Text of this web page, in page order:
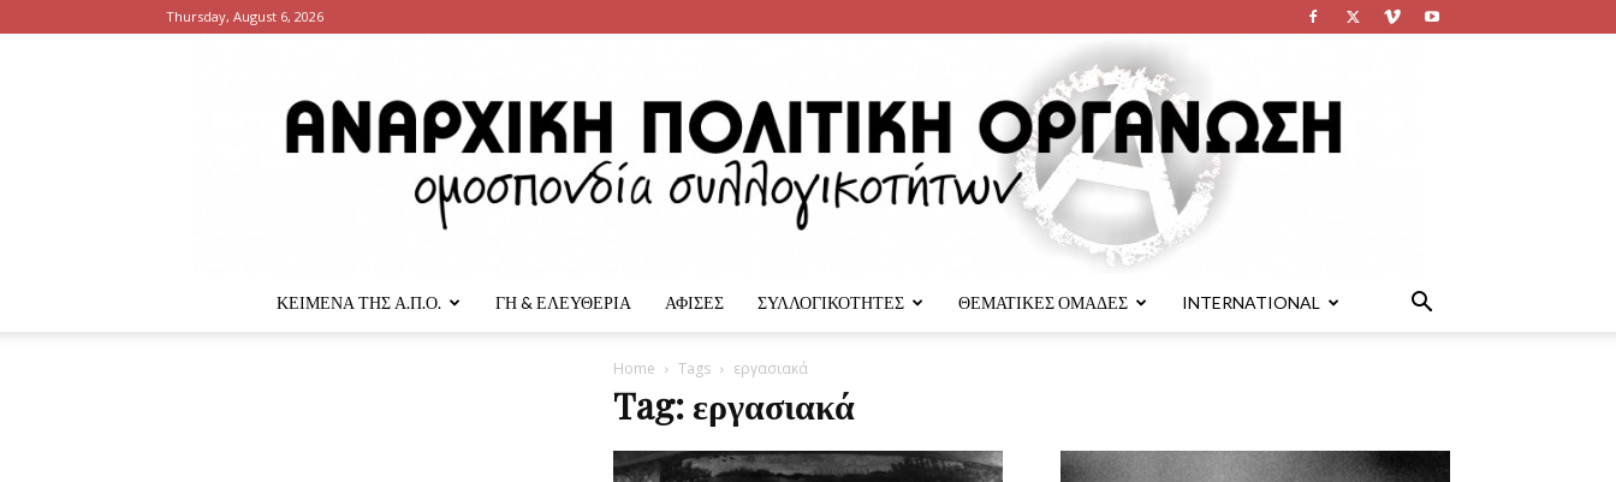
Thursday, August 6, 2026
ΚΕΙΜΕΝΑ ΤΗΣ Α.Π.Ο. ΓΗ & ΕΛΕΥΘΕΡΙΑ ΑΦΙΣΕΣ ΣΥΛΛΟΓΙΚΟΤΗΤΕΣ ΘΕΜΑΤΙΚΕΣ ΟΜΑΔΕΣ INTERNATIONAL
Home Tags εργασιακά
Tag: εργασιακά